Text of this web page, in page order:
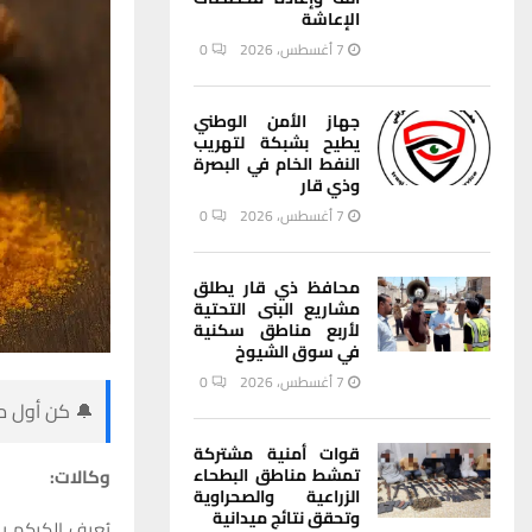
🔔 كن أول
وكالات:
الإعاشة
7 أغسطس، 2026 0
جهاز الأمن الوطني
يطيح بشبكة لتهريب
النفط الخام في البصرة
وذي قار
7 أغسطس، 2026 0
محافظ ذي قار يطلق
مشاريع البنى التحتية
لأربع مناطق سكنية
في سوق الشيوخ
7 أغسطس، 2026 0
قوات أمنية مشتركة
تمشط مناطق البطحاء
الزراعية والصحراوية
وتحقق نتائج ميدانية